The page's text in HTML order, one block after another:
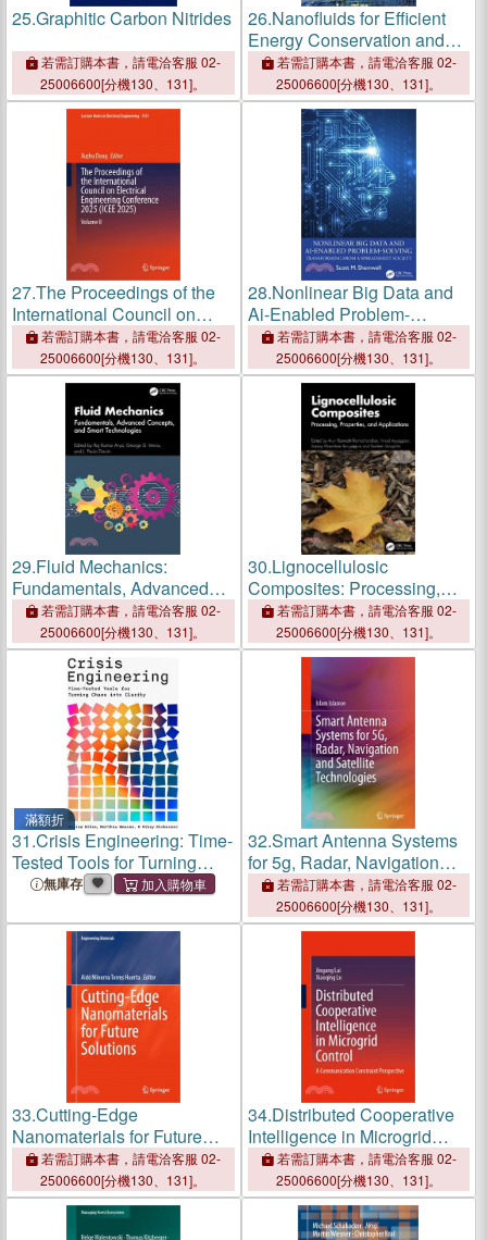
25.Graphitic Carbon Nitrides
若需訂購本書，請電洽客服 02-
25006600[分機130、131]。
26.Nanofluids for Efficient
Energy Conservation and
Process Intensification
若需訂購本書，請電洽客服 02-
25006600[分機130、131]。
27.The Proceedings of the
International Council on
Electrical Engineering
Conference 2025(icee
2025): Volume II
若需訂購本書，請電洽客服 02-
25006600[分機130、131]。
28.Nonlinear Big Data and
Ai-Enabled Problem-
Solving: Transforming from a
Spreadsheet Society
若需訂購本書，請電洽客服 02-
25006600[分機130、131]。
29.Fluid Mechanics:
Fundamentals, Advanced
Concepts, and Smart
Technologies
若需訂購本書，請電洽客服 02-
25006600[分機130、131]。
30.Lignocellulosic
Composites: Processing,
Properties, and Applications
若需訂購本書，請電洽客服 02-
25006600[分機130、131]。
滿額折
31.Crisis Engineering: Time-
Tested Tools for Turning
Chaos Into Clarity
無庫存
32.Smart Antenna Systems
for 5g, Radar, Navigation
and Satellite Technologies
若需訂購本書，請電洽客服 02-
25006600[分機130、131]。
33.Cutting-Edge
Nanomaterials for Future
Solutions
若需訂購本書，請電洽客服 02-
25006600[分機130、131]。
34.Distributed Cooperative
Intelligence in Microgrid
Control: A Communication
Constraint Perspective
若需訂購本書，請電洽客服 02-
25006600[分機130、131]。